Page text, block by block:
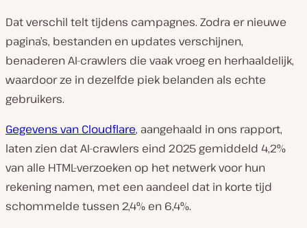
Dat verschil telt tijdens campagnes. Zodra er nieuwe
pagina’s, bestanden en updates verschijnen,
benaderen AI-crawlers die vaak vroeg en herhaaldelijk,
waardoor ze in dezelfde piek belanden als echte
gebruikers.
Gegevens van Cloudflare, aangehaald in ons rapport,
laten zien dat AI-crawlers eind 2025 gemiddeld 4,2%
van alle HTML-verzoeken op het netwerk voor hun
rekening namen, met een aandeel dat in korte tijd
schommelde tussen 2,4% en 6,4%.